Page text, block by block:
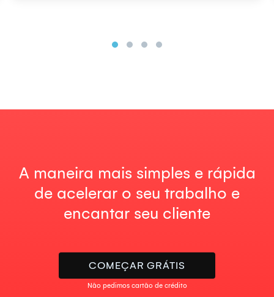
A maneira mais simples e rápida
de acelerar o seu trabalho e
encantar seu cliente
COMEÇAR GRÁTIS
Não pedimos cartão de crédito